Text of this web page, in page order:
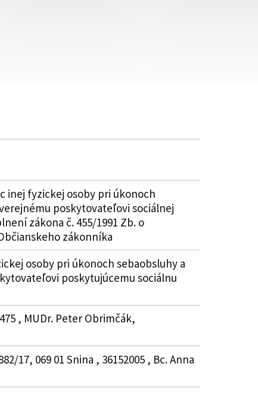
inej fyzickej osoby pri úkonoch
poskytovateľovi sociálnej
zákona č. 455/1991 Zb. o
zákonníka
osoby pri úkonoch sebaobsluhy a
poskytujúcemu sociálnu
, MUDr. Peter Obrimčák,
17, 069 01 Snina , 36152005 , Bc. Anna